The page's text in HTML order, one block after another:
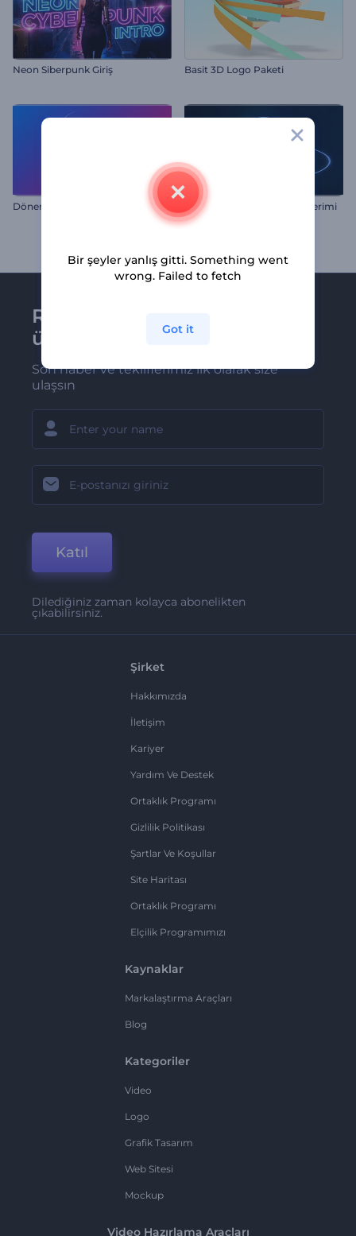
Neon Siberpunk Giriş Basit 3D Logo Paketi
Dönen Daireler Logo Zıplayan Şekiller Logo Gösterimi
Renderforest bültenine
üye olun
Son haber ve tekliflerimiz ilk olarak size
ulaşsın
Katıl
Dilediğiniz zaman kolayca abonelikten
çıkabilirsiniz.
Şirket
Hakkımızda
İletişim
Kariyer
Yardım Ve Destek
Ortaklık Programı
Gizlilik Politikası
Şartlar Ve Koşullar
Site Haritası
Ortaklık Programı
Elçilik Programımızı
Kaynaklar
Markalaştırma Araçları
Blog
Kategoriler
Video
Logo
Grafik Tasarım
Web Sitesi
Mockup
Video Hazırlama Araçları
Bir şeyler yanlış gitti. Something went
wrong. Failed to fetch
Got it